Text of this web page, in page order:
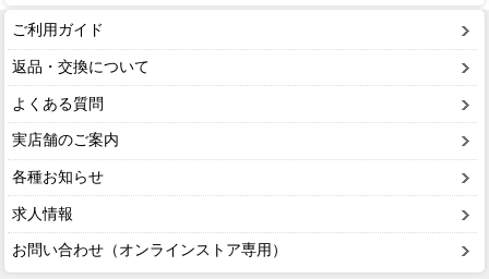
ご利用ガイド
返品・交換について
よくある質問
実店舗のご案内
各種お知らせ
求人情報
お問い合わせ（オンラインストア専用）